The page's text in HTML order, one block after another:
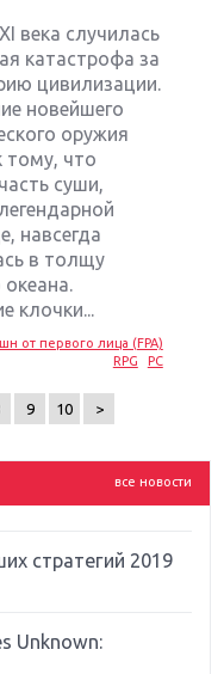
века случилась
катастрофа за
цивилизации.
новейшего
оружия
тому, что
суши,
навсегда
в толщу
клочки...
от первого лица (FPA)
RPG
PC
9 10 >
все новости
Microsoft и
South Park и
стратегий 2019
Unknown: